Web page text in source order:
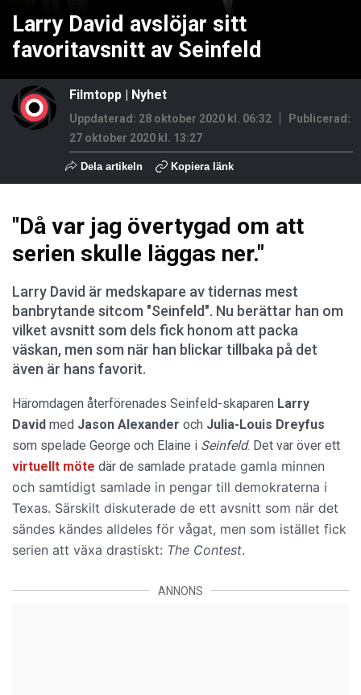
Larry David avslöjar sitt
favoritavsnitt av Seinfeld
Filmtopp | Nyhet
Uppdaterad: 28 oktober 2020 kl. 06:32
Publicerad:
27 oktober 2020 kl. 13:27
Dela artikeln Kopiera länk
"Då var jag övertygad om att
serien skulle läggas ner."
Larry David är medskapare av tidernas mest
banbrytande sitcom "Seinfeld". Nu berättar han om
vilket avsnitt som dels fick honom att packa
väskan, men som när han blickar tillbaka på det
även är hans favorit.
Häromdagen återförenades Seinfeld-skaparen Larry
David med Jason Alexander och Julia-Louis Dreyfus
som spelade George och Elaine i Seinfeld. Det var över ett
virtuellt möte där de samlade pratade gamla minnen
och samtidigt samlade in pengar till demokraterna i
Texas. Särskilt diskuterade de ett avsnitt som när det
sändes kändes alldeles för vågat, men som istället fick
serien att växa drastiskt: The Contest.
ANNONS